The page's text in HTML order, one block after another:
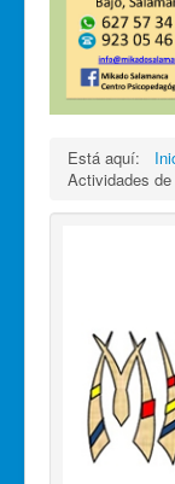
Está aquí:
Actividades